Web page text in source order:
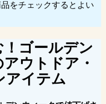
をチェックするとよい
ゴールデン
ウトドア・
アイテム